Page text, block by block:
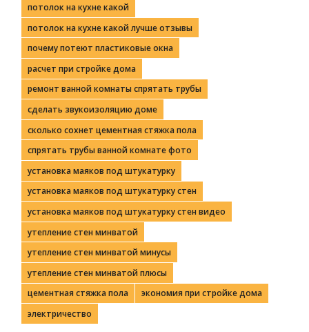
потолок на кухне какой
потолок на кухне какой лучше отзывы
почему потеют пластиковые окна
расчет при стройке дома
ремонт ванной комнаты спрятать трубы
сделать звукоизоляцию доме
сколько сохнет цементная стяжка пола
спрятать трубы ванной комнате фото
установка маяков под штукатурку
установка маяков под штукатурку стен
установка маяков под штукатурку стен видео
утепление стен минватой
утепление стен минватой минусы
утепление стен минватой плюсы
цементная стяжка пола
экономия при стройке дома
электричество